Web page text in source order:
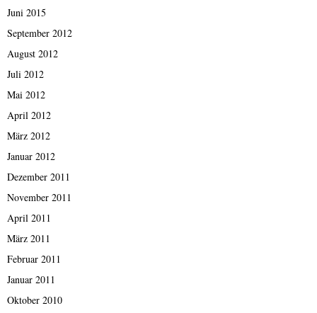
Juni 2015
September 2012
August 2012
Juli 2012
Mai 2012
April 2012
März 2012
Januar 2012
Dezember 2011
November 2011
April 2011
März 2011
Februar 2011
Januar 2011
Oktober 2010